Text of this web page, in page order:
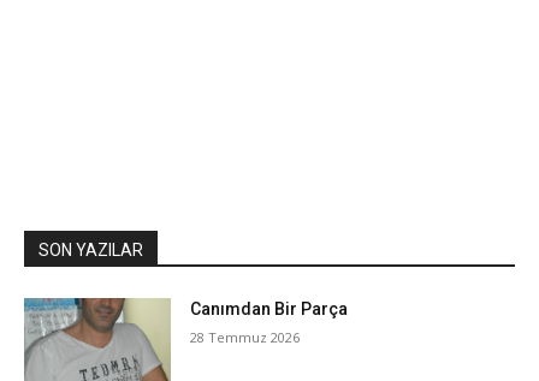
SON YAZILAR
Canımdan Bir Parça
28 Temmuz 2026